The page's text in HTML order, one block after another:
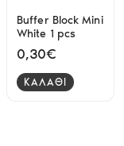
Buffer Block Mini
White 1 pcs
0,30€
ΚΑΛΑΘΙ